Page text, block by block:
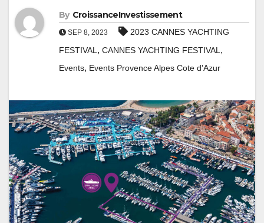
By CroissanceInvestissement
SEP 8, 2023
2023 CANNES YACHTING
FESTIVAL, CANNES YACHTING FESTIVAL,
Events, Events Provence Alpes Cote d'Azur